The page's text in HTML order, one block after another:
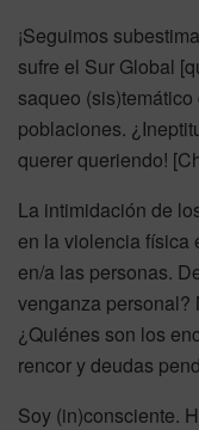
¡Seguimos
sufre el Sur Global
saqueo
poblaciones.
querer queriendo!
La intimidación de
en la violencia física
en/a las personas.
venganza personal?
¿Quiénes son los
rencor y deudas
Soy (in)consciente.